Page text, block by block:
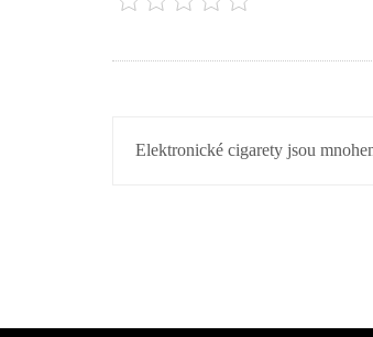
NAVIGACE
Elektronické cigarety jsou